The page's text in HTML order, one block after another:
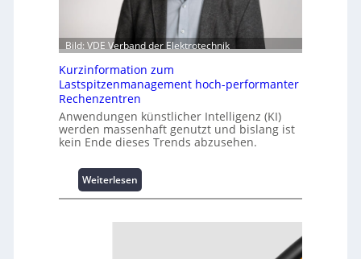
Bild: VDE Verband der Elektrotechnik
Kurzinformation zum
Lastspitzenmanagement hoch-performanter
Rechenzentren
Anwendungen künstlicher Intelligenz (KI)
werden massenhaft genutzt und bislang ist
kein Ende dieses Trends abzusehen.
Weiterlesen
K
r